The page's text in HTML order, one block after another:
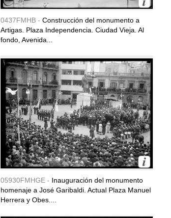
0437FMHB - Construcción del monumento a
Artigas. Plaza Independencia. Ciudad Vieja. Al
fondo, Avenida...
05930FMHGE - Inauguración del monumento
homenaje a José Garibaldi. Actual Plaza Manuel
Herrera y Obes....